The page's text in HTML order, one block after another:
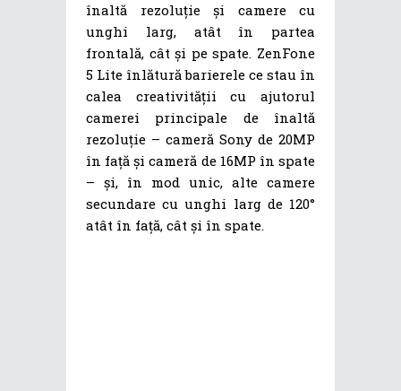
înaltă rezoluție și camere cu
unghi larg, atât în partea
frontală, cât și pe spate. ZenFone
5 Lite înlătură barierele ce stau în
calea creativității cu ajutorul
camerei principale de înaltă
rezoluție – cameră Sony de 20MP
în față și cameră de 16MP în spate
– și, în mod unic, alte camere
secundare cu unghi larg de 120°
atât în față, cât și în spate.